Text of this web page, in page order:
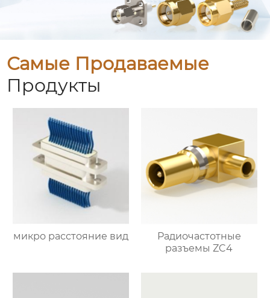
Самые Продаваемые
Продукты
микро расстояние вид
Радиочастотные
разъемы ZC4